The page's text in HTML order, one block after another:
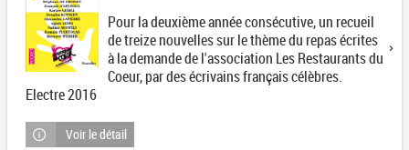
Pour la deuxième année consécutive, un recueil
de treize nouvelles sur le thème du repas écrites
à la demande de l'association Les Restaurants du
Coeur, par des écrivains français célèbres.
Electre 2016
Voir le détail